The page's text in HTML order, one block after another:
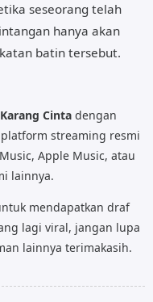
seseorang telah
hanya akan
batin tersebut.
Karang Cinta dengan
streaming resmi
Apple Music, atau
lainnya.
mendapatkan draf
lagi viral, jangan lupa
lainnya terimakasih.